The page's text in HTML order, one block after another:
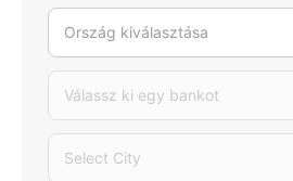
Ország kiválasztása
Válassz ki egy bankot
Select City